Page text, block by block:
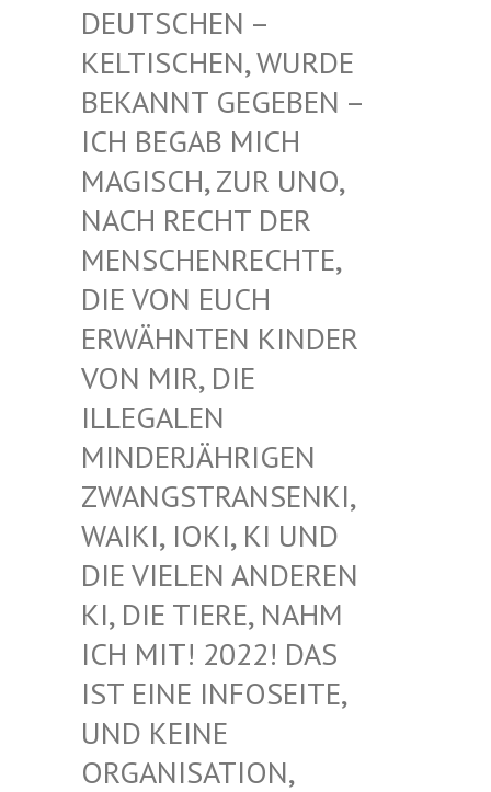
EUTSCHEN – K
ELTISCHEN, WURDE B
EKANNT GEGEBEN – I
CH BEGAB MICH M
AGISCH, ZUR UNO, N
ACH RECHT DER M
ENSCHENRECHTE, D
IE VON EUCH E
RWÄHNTEN KINDER V
ON MIR, DIE I
LLEGALEN M
INDERJÄHRIGEN Z
WANGSTRANSENKI, W
AIKI, IOKI, KI UND D
IE VIELEN ANDEREN K
I, DIE TIERE, NAHM I
CH MIT! 2022! DAS I
ST EINE INFOSEITE, U
ND KEINE O
RGANISATION, G